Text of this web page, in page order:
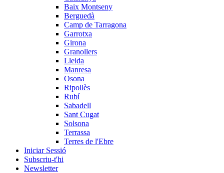
Baix Montseny
Berguedà
Camp de Tarragona
Garrotxa
Girona
Granollers
Lleida
Manresa
Osona
Ripollès
Rubí
Sabadell
Sant Cugat
Solsona
Terrassa
Terres de l'Ebre
Iniciar Sessió
Subscriu-t'hi
Newsletter